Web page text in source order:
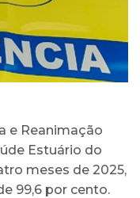
e Reanimação
Estuário do
meses de 2025,
99,6 por cento.